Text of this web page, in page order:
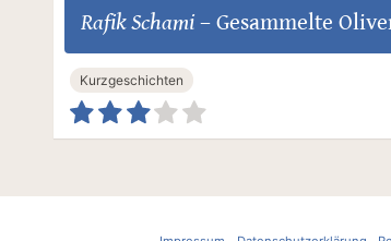
Rafik Schami– Gesammelte
Kurzgeschichten